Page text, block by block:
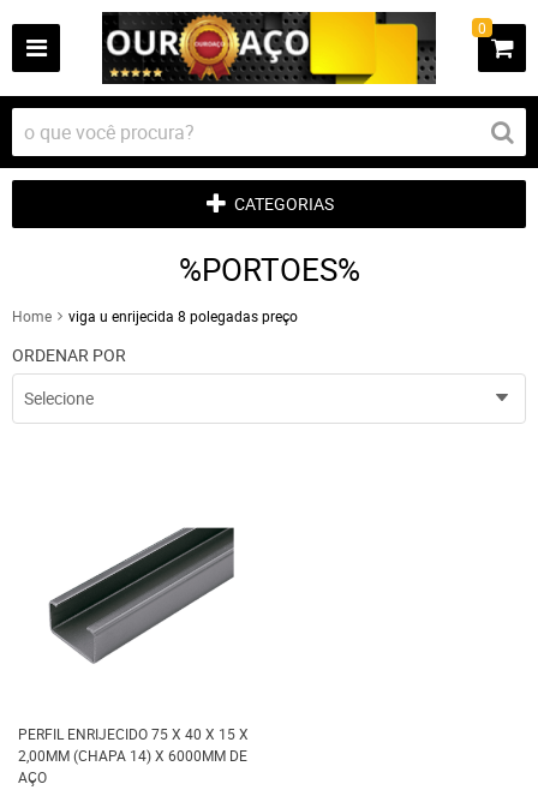
0
CATEGORIAS
%PORTOES%
Home viga u enrijecida 8 polegadas preço
ORDENAR POR
Selecione
PERFIL ENRIJECIDO 75 X 40 X 15 X
2,00MM (CHAPA 14) X 6000MM DE
AÇO